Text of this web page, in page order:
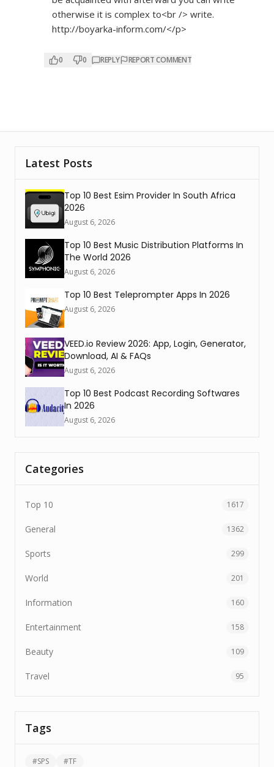
otherwise it is complex to<br /> write.
http://boyarka-inform.com/</p>
0 0 REPLY REPORT COMMENT
Latest Posts
Top 10 Best Esim Provider In South Africa
2026
August 6, 2026
Top 10 Best Music Distribution Platforms In
The World 2026
August 6, 2026
Top 10 Best Teleprompter Apps In 2026
August 6, 2026
VEED.io Review 2026: App, Login, Generator,
Download, AI & FAQs
August 6, 2026
Top 10 Best Podcast Recording Softwares
In 2026
August 6, 2026
Categories
Top 10 1617
General 1362
Sports 299
World 201
Information 160
Entertainment 158
Beauty 109
Travel 95
Tags
#SPS #TF